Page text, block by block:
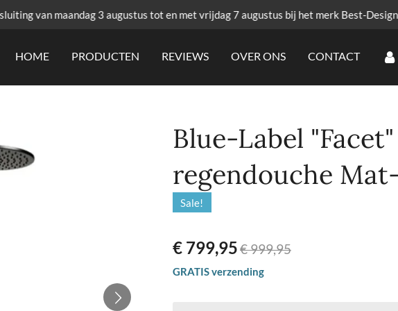
van maandag 3 augustus tot en met vrijdag 7 augustus bij het merk Best-Design.
HOME PRODUCTEN REVIEWS OVER ONS CONTACT
Blue-Label "Facet"
regendouche
Sale!
€ 799,95€ 999,95
GRATIS verzending